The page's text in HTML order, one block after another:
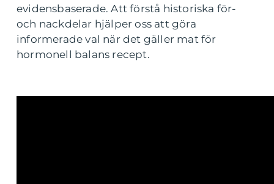
evidensbaserade. Att förstå historiska för-
och nackdelar hjälper oss att göra
informerade val när det gäller mat för
hormonell balans recept.